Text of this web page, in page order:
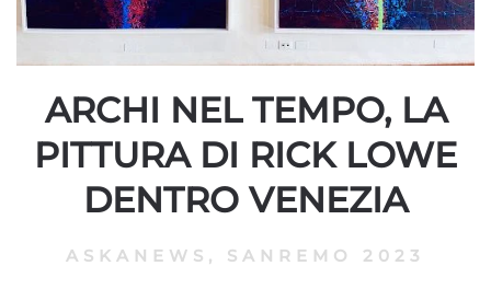
ARCHI NEL TEMPO, LA
PITTURA DI RICK LOWE
DENTRO VENEZIA
ASKANEWS , SANREMO 2023